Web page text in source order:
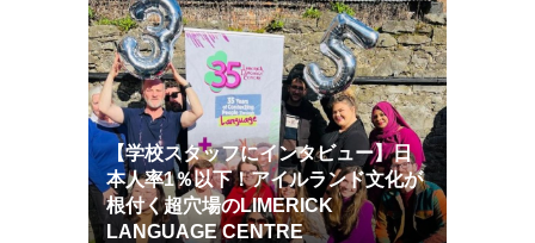
【学校スタッフにインタビュー】日
本人率1％以下！アイルランド文化が
根付く超穴場のLIMERICK
LANGUAGE CENTRE